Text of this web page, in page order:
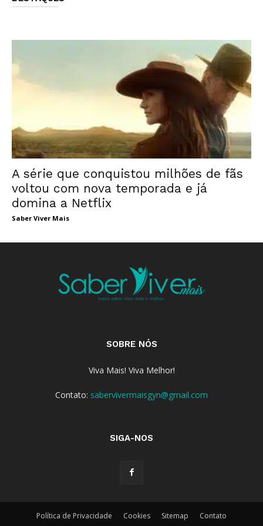
A série que conquistou milhões de fãs
voltou com nova temporada e já
domina a Netflix
Saber Viver Mais
SOBRE NÓS
Viva Mais! Viva Melhor!
Contato: sabervivermaisgyn@gmail.com
SIGA-NOS
Política de Privacidade Cookies Sitemap Contato